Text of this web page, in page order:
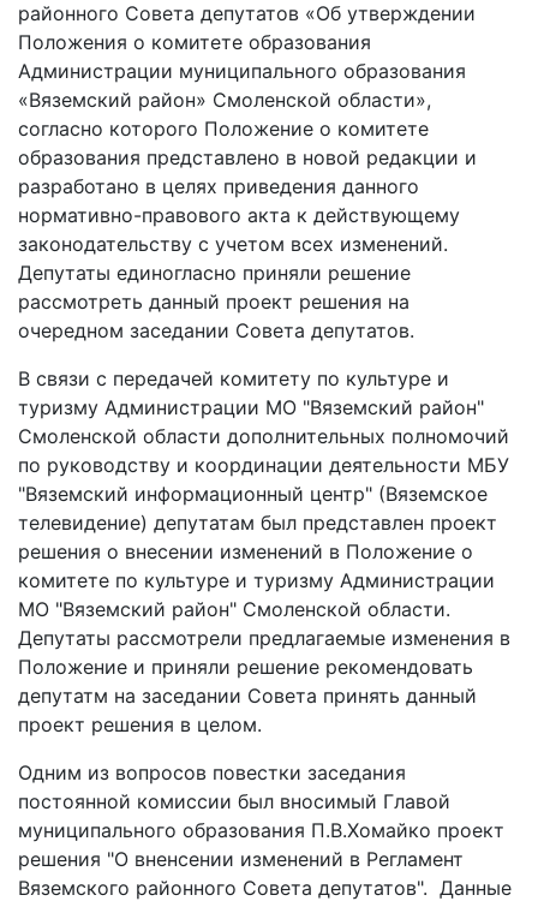
районного Совета депутатов «Об утверждении
Положения о комитете образования
Администрации муниципального образования
«Вяземский район» Смоленской области»,
согласно которого Положение о комитете
образования представлено в новой редакции и
разработано в целях приведения данного
нормативно-правового акта к действующему
законодательству с учетом всех изменений.
Депутаты единогласно приняли решение
рассмотреть данный проект решения на
очередном заседании Совета депутатов.
В связи с передачей комитету по культуре и
туризму Администрации МО "Вяземский район"
Смоленской области дополнительных полномочий
по руководству и координации деятельности МБУ
"Вяземский информационный центр" (Вяземское
телевидение) депутатам был представлен проект
решения о внесении изменений в Положение о
комитете по культуре и туризму Администрации
МО "Вяземский район" Смоленской области.
Депутаты рассмотрели предлагаемые изменения в
Положение и приняли решение рекомендовать
депутатм на заседании Совета принять данный
проект решения в целом.
Одним из вопросов повестки заседания
постоянной комиссии был вносимый Главой
муниципального образования П.В.Хомайко проект
решения "О вненсении изменений в Регламент
Вяземского районного Совета депутатов". Данные